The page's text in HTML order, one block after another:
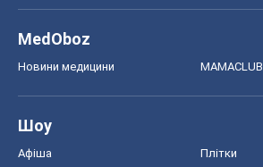
MedOboz
Новини медицини MAMACLUB
Шоу
Афіша Плітки